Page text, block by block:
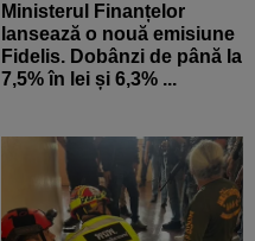
Ministerul Finanțelor
lansează o nouă emisiune
Fidelis. Dobânzi de până la
7,5% în lei și 6,3% ...